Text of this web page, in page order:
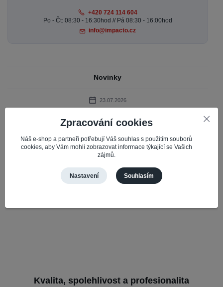
+420 724 114 604
Po - Čt: 08:30 - 16:30hod // Pá 08:30 - 16:00hod
info@impacto.cz
Novinky
23.07.2026
Miatone
Připravili jsme pro vás časově omezenou akci na oblíbené Bluetooth
reproduktory Miatone. Do 31. 7. 2026 získáte slevu 10 % na vybrané
reproduktory Mi...
Kvalita, spolehlivost a profesionalita
Zpracování cookies
Náš e-shop a partneři potřebují Váš souhlas s použitím souborů
cookies, aby Vám mohli zobrazovat informace týkající se Vašich
zájmů.
Nastavení Souhlasím